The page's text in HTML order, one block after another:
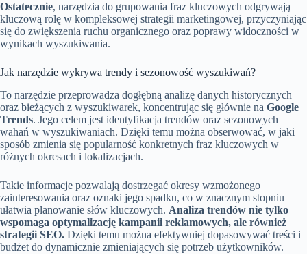
Ostatecznie, narzędzia do grupowania fraz kluczowych odgrywają
kluczową rolę w kompleksowej strategii marketingowej, przyczyniając
się do zwiększenia ruchu organicznego oraz poprawy widoczności w
wynikach wyszukiwania.
Jak narzędzie wykrywa trendy i sezonowość wyszukiwań?
To narzędzie przeprowadza dogłębną analizę danych historycznych
oraz bieżących z wyszukiwarek, koncentrując się głównie na Google
Trends. Jego celem jest identyfikacja trendów oraz sezonowych
wahań w wyszukiwaniach. Dzięki temu można obserwować, w jaki
sposób zmienia się popularność konkretnych fraz kluczowych w
różnych okresach i lokalizacjach.
Takie informacje pozwalają dostrzegać okresy wzmożonego
zainteresowania oraz oznaki jego spadku, co w znacznym stopniu
ułatwia planowanie słów kluczowych. Analiza trendów nie tylko
wspomaga optymalizację kampanii reklamowych, ale również
strategii SEO. Dzięki temu można efektywniej dopasowywać treści i
budżet do dynamicznie zmieniających się potrzeb użytkowników.